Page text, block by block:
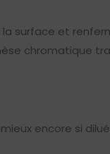
surface et
chromatique
encore si